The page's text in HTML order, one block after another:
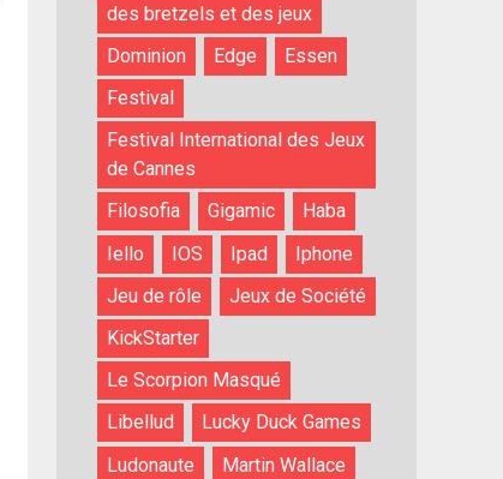
des bretzels et des jeux
Dominion
Edge
Essen
Festival
Festival International des Jeux
de Cannes
Filosofia
Gigamic
Haba
Iello
IOS Ipad
Iphone
Jeu de rôle
Jeux de Société
KickStarter
Le Scorpion Masqué
Libellud
Lucky Duck Games
Ludonaute
Martin Wallace